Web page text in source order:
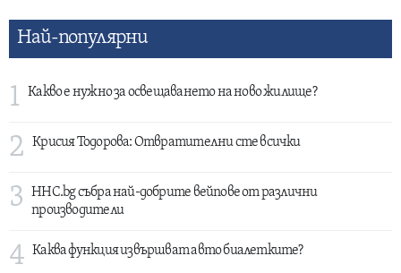
Най-популярни
1 Какво е нужно за освещаването на ново жилище?
2 Крисия Тодорова: Отвратителни сте всички
3
HHC.bg събра най-добрите вейпове от различни
производители
4 Каква функция извършват авто биалетките?